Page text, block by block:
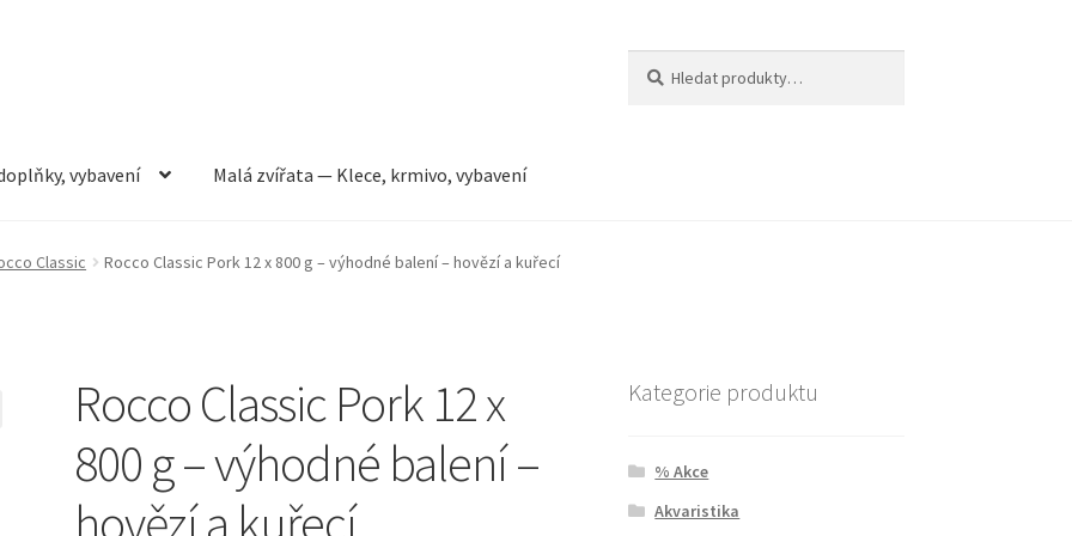
vybavení Malá zvířata — Klece, krmivo, vybavení
vybavení Můj účet Obchod Pokladna Vše pro kočky
Classic Rocco Classic Pork 12 x 800 g – výhodné balení – hovězí a kuřecí
Rocco Classic Pork 12 x
800 g – výhodné balení –
hovězí a kuřecí
Kategorie produktu
% Akce
Akvaristika